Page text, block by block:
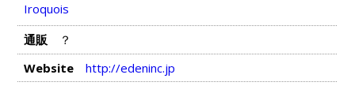
Iroquois
通販
？
Website
http://edeninc.jp